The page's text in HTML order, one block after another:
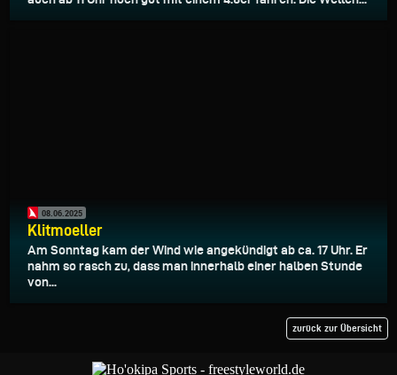
08.06.2025
Klitmoeller
Am Sonntag kam der Wind wie angekündigt ab ca. 17 Uhr. Er
nahm so rasch zu, dass man innerhalb einer halben Stunde
von...
zurück zur Übersicht